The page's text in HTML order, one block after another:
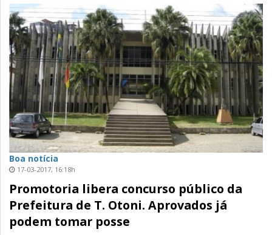
Boa notícia
17-03-2017, 16:18h
Promotoria libera concurso público da
Prefeitura de T. Otoni. Aprovados já
podem tomar posse